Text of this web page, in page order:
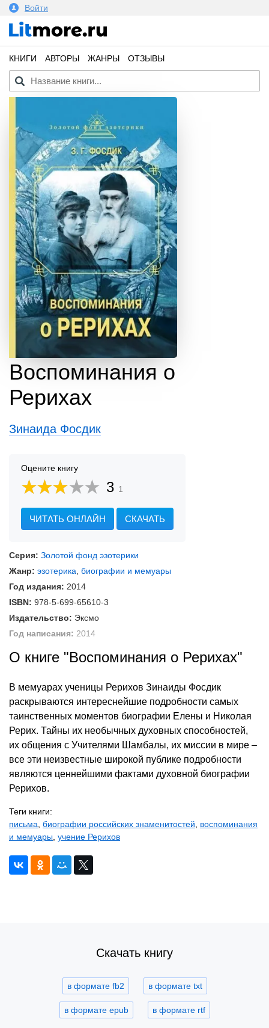
Войти
КНИГИ АВТОРЫ ЖАНРЫ ОТЗЫВЫ
Воспоминания о
Рерихах
Зинаида Фосдик
Оцените книгу
3 1
ЧИТАТЬ ОНЛАЙН СКАЧАТЬ
Серия: Золотой фонд эзотерики
Жанр: эзотерика, биографии и мемуары
Год издания: 2014
ISBN: 978-5-699-65610-3
Издательство: Эксмо
Год написания: 2014
О книге "Воспоминания о Рерихах"
В мемуарах ученицы Рерихов Зинаиды Фосдик
раскрываются интереснейшие подробности самых
таинственных моментов биографии Елены и Николая
Рерих. Тайны их необычных духовных способностей,
их общения с Учителями Шамбалы, их миссии в мире –
все эти неизвестные широкой публике подробности
являются ценнейшими фактами духовной биографии
Рерихов.
Теги книги:
письма, биографии российских знаменитостей, воспоминания
и мемуары, учение Рерихов
Скачать книгу
в формате fb2 в формате txt
в формате epub в формате rtf